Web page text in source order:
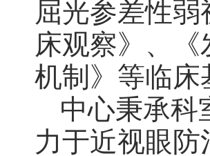
屈光参差性
床观察》、
机制》等临床
中心秉承科
力于近视眼